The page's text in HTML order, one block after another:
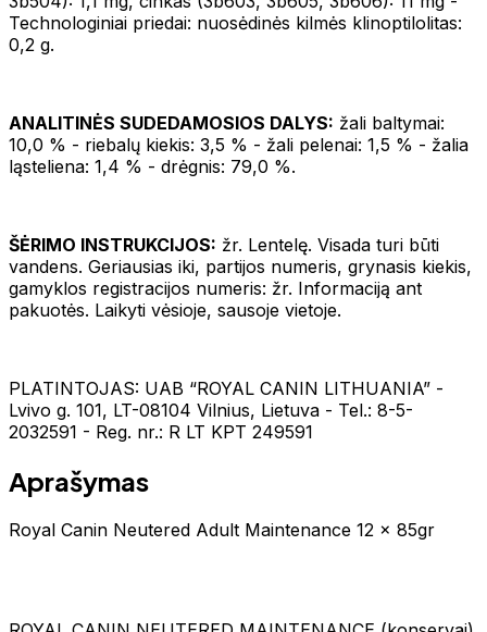
Technologiniai priedai: nuosėdinės kilmės klinoptilolitas:
0,2 g.
ANALITINĖS SUDEDAMOSIOS DALYS: žali baltymai:
10,0 % - riebalų kiekis: 3,5 % - žali pelenai: 1,5 % - žalia
ląsteliena: 1,4 % - drėgnis: 79,0 %.
ŠĖRIMO INSTRUKCIJOS: žr. Lentelę. Visada turi būti
vandens. Geriausias iki, partijos numeris, grynasis kiekis,
gamyklos registracijos numeris: žr. Informaciją ant
pakuotės. Laikyti vėsioje, sausoje vietoje.
PLATINTOJAS: UAB “ROYAL CANIN LITHUANIA” -
Lvivo g. 101, LT-08104 Vilnius, Lietuva - Tel.: 8-5-
2032591 - Reg. nr.: R LT KPT 249591
Aprašymas
Royal Canin Neutered Adult Maintenance 12 x 85gr